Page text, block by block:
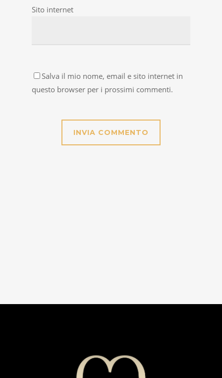
Sito internet
Salva il mio nome, email e sito internet in
questo browser per i prossimi commenti.